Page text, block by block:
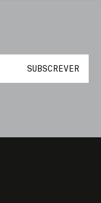
SUBSCREVER